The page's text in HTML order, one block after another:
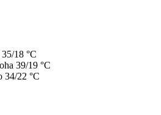
35/18 °C
39/19 °C
34/22 °C